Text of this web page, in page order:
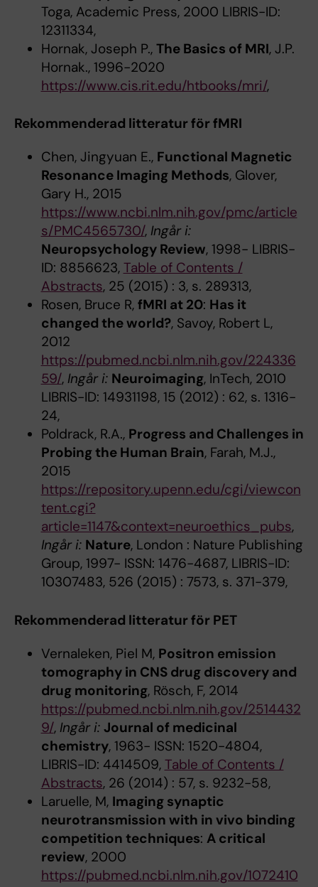
Toga, Academic Press, 2000 LIBRIS-ID:
12311334,
Hornak, Joseph P., The Basics of MRI, J.P.
Hornak., 1996-2020
https://www.cis.rit.edu/htbooks/mri/,
Rekommenderad litteratur för fMRI
Chen, Jingyuan E., Functional Magnetic
Resonance Imaging Methods, Glover,
Gary H., 2015
https://www.ncbi.nlm.nih.gov/pmc/article
s/PMC4565730/, Ingår i:
Neuropsychology Review, 1998- LIBRIS-
ID: 8856623, Table of Contents /
Abstracts, 25 (2015) : 3, s. 289313,
Rosen, Bruce R, fMRI at 20: Has it
changed the world?, Savoy, Robert L,
2012
https://pubmed.ncbi.nlm.nih.gov/224336
59/, Ingår i: Neuroimaging, InTech, 2010
LIBRIS-ID: 14931198, 15 (2012) : 62, s. 1316-
24,
Poldrack, R.A., Progress and Challenges in
Probing the Human Brain, Farah, M.J.,
2015
https://repository.upenn.edu/cgi/viewcon
tent.cgi?
article=1147&context=neuroethics_pubs,
Ingår i: Nature, London : Nature Publishing
Group, 1997- ISSN: 1476-4687, LIBRIS-ID:
10307483, 526 (2015) : 7573, s. 371-379,
Rekommenderad litteratur för PET
Vernaleken, Piel M, Positron emission
tomography in CNS drug discovery and
drug monitoring, Rösch, F, 2014
https://pubmed.ncbi.nlm.nih.gov/2514432
9/, Ingår i: Journal of medicinal
chemistry, 1963- ISSN: 1520-4804,
LIBRIS-ID: 4414509, Table of Contents /
Abstracts, 26 (2014) : 57, s. 9232-58,
Laruelle, M, Imaging synaptic
neurotransmission with in vivo binding
competition techniques: A critical
review, 2000
https://pubmed.ncbi.nlm.nih.gov/1072410